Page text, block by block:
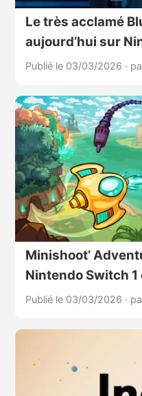
Le très acclamé
aujourd’hui sur
Publié le 03/03/2026 ·
Minishoot’
Nintendo Switch
Publié le 03/03/2026 ·